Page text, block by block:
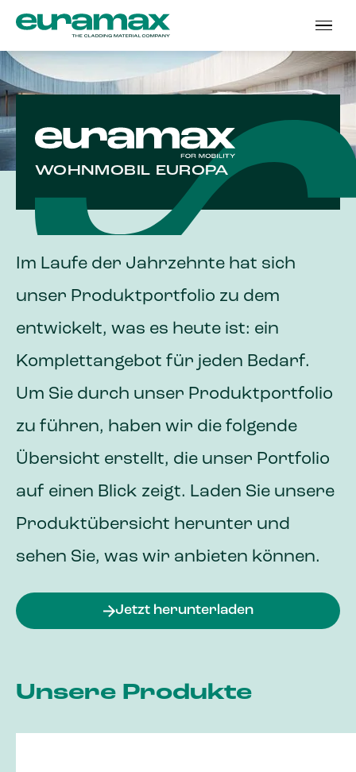
WOHNMOBIL EUROPA
Im Laufe der Jahrzehnte hat sich
unser Produktportfolio zu dem
entwickelt, was es heute ist: ein
Komplettangebot für jeden Bedarf.
Um Sie durch unser Produktportfolio
zu führen, haben wir die folgende
Übersicht erstellt, die unser Portfolio
auf einen Blick zeigt. Laden Sie unsere
Produktübersicht herunter und
sehen Sie, was wir anbieten können.
Jetzt herunterladen
Unsere Produkte